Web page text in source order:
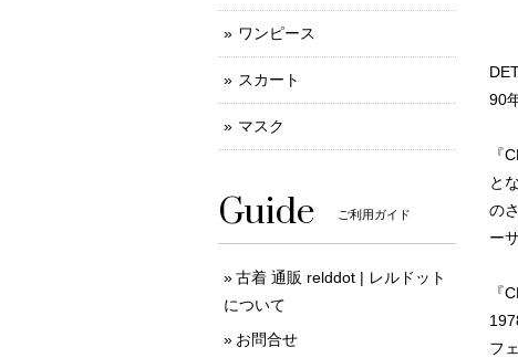
90
『
と
の
ー
『
フ
ワンピース
スカート
マスク
Guide ご利用ガイド
古着 通販 relddot | レルドット
について
お問合せ